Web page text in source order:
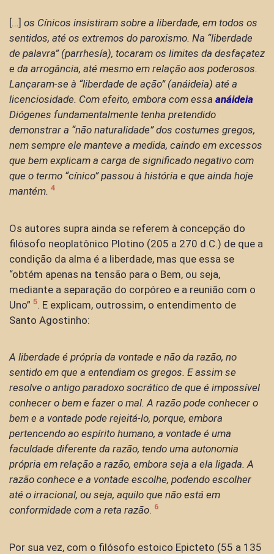
[…] os Cínicos insistiram sobre a liberdade, em todos os
sentidos, até os extremos do paroxismo. Na “liberdade
de palavra” (parrhesía), tocaram os limites da desfaçatez
e da arrogância, até mesmo em relação aos poderosos.
Lançaram-se à “liberdade de ação” (anáideia) até a
licenciosidade. Com efeito, embora com essa anáideia
Diógenes fundamentalmente tenha pretendido
demonstrar a “não naturalidade” dos costumes gregos,
nem sempre ele manteve a medida, caindo em excessos
que bem explicam a carga de significado negativo com
que o termo “cínico” passou à história e que ainda hoje
mantém. 4
Os autores supra ainda se referem à concepção do
filósofo neoplatônico Plotino (205 a 270 d.C.) de que a
condição da alma é a liberdade, mas que essa se
“obtém apenas na tensão para o Bem, ou seja,
mediante a separação do corpóreo e a reunião com o
Uno” 5. E explicam, outrossim, o entendimento de
Santo Agostinho:
A liberdade é própria da vontade e não da razão, no
sentido em que a entendiam os gregos. E assim se
resolve o antigo paradoxo socrático de que é impossível
conhecer o bem e fazer o mal. A razão pode conhecer o
bem e a vontade pode rejeitá-lo, porque, embora
pertencendo ao espírito humano, a vontade é uma
faculdade diferente da razão, tendo uma autonomia
própria em relação a razão, embora seja a ela ligada. A
razão conhece e a vontade escolhe, podendo escolher
até o irracional, ou seja, aquilo que não está em
conformidade com a reta razão. 6
Por sua vez, com o filósofo estoico Epicteto (55 a 135